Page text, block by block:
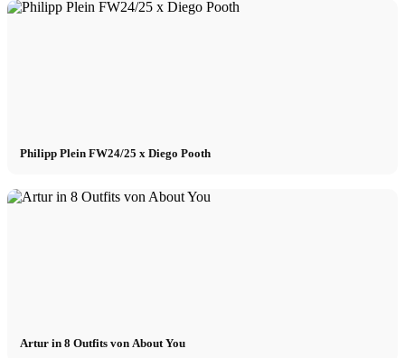
Philipp Plein FW24/25 x Diego Pooth
Artur in 8 Outfits von About You